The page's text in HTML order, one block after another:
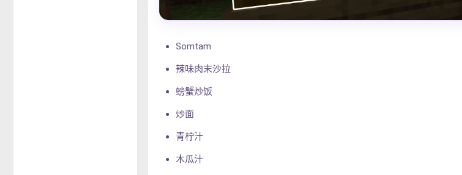
Somtam
辣味肉末沙拉
螃蟹炒饭
炒面
青柠汁
木瓜汁